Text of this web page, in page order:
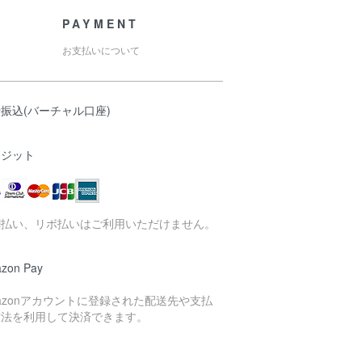
PAYMENT
お支払いについて
込(バーチャル口座)
ット
い、リボ払いはご利用いただけません。
Pay
アカウントに登録された配送先や支払
を利用して決済できます。